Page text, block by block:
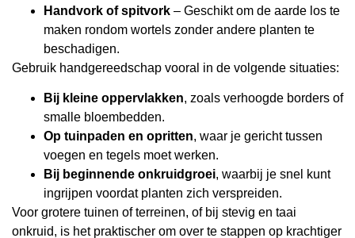
Handvork of spitvork – Geschikt om de aarde los te
maken rondom wortels zonder andere planten te
beschadigen.
Gebruik handgereedschap vooral in de volgende situaties:
Bij kleine oppervlakken, zoals verhoogde borders of
smalle bloembedden.
Op tuinpaden en opritten, waar je gericht tussen
voegen en tegels moet werken.
Bij beginnende onkruidgroei, waarbij je snel kunt
ingrijpen voordat planten zich verspreiden.
Voor grotere tuinen of terreinen, of bij stevig en taai
onkruid, is het praktischer om over te stappen op krachtiger